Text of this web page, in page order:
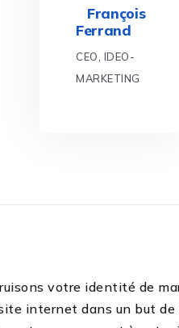
François
Ferrand
CEO, IDEO-
MARKETING
votre identité de
internet dans un but